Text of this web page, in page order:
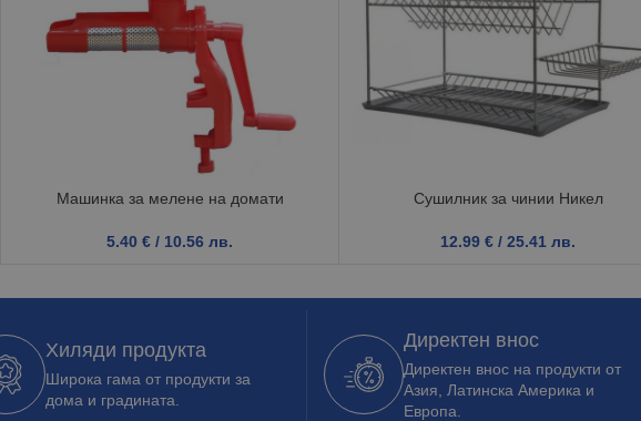
Машинка за мелене на домати
5.40 € / 10.56 лв.
Сушилник за чинии Никел
12.99 € / 25.41 лв.
Хиляди продукта
Широка гама от продукти за
дома и градината.
Директен внос
Директен внос на продукти от
Азия, Латинска Америка и
Европа.